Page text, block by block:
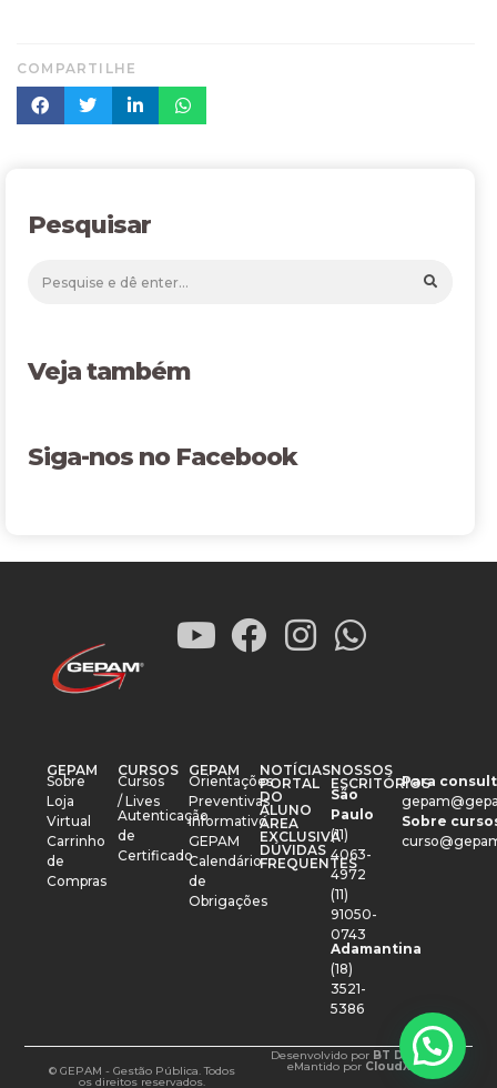
COMPARTILHE
Pesquisar
Veja também
Siga-nos no Facebook
GEPAM
Sobre
Loja
Virtual
Carrinho
de
Compras
CURSOS
Cursos
/ Lives
Autenticação
de
Certificado
GEPAM
Orientações
Preventivas
Informativo
GEPAM
Calendário
de
Obrigações
NOTÍCIAS
PORTAL
DO
ALUNO
ÁREA
EXCLUSIVA
DÚVIDAS
FREQUENTES
NOSSOS
ESCRITÓRIOS
São
Paulo
(11)
4063-
4972
(11)
91050-
0743
Adamantina
(18)
3521-
5386
Para
Sobre
© GEPAM - Gestão Pública. Todos
os direitos reservados.
Desenvolvido por BT Design
eMantido por CloudXM